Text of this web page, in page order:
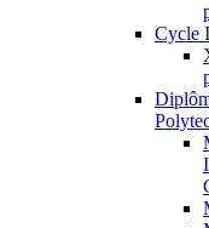
Cycle